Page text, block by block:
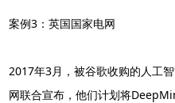
案例3：英国国家电网
2017年3月，被谷歌收购的人工
网联合宣布，他们计划将